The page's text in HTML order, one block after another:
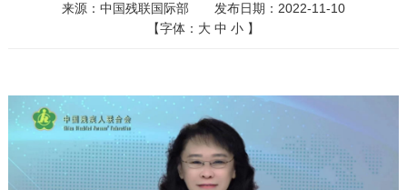
来源：中国残联国际部
发布日期：2022-11-10
【字体： 大 中 小 】